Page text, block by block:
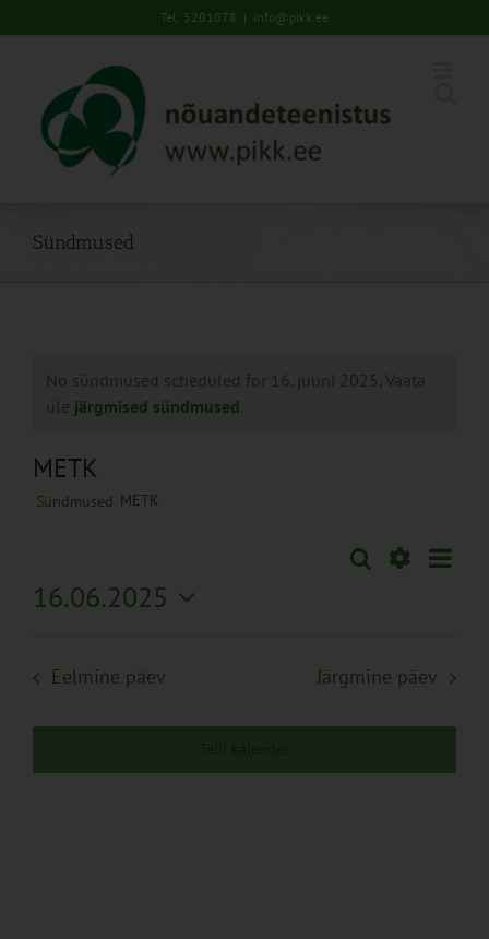
to
Tel: 5201078 | info@pikk.ee
Sündmused
No sündmused scheduled for 16. juuni 2025. Vaata
üle järgmised sündmused
METK
Sündmused METK
Sündmused
Navigation
Otsi Päev
16.06.2025
Eelmine päev Järgmine päev